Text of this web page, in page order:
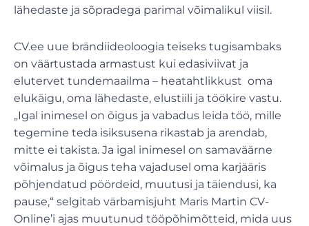
lähedaste ja sõpradega parimal võimalikul viisil.
CV.ee uue brändiideoloogia teiseks tugisambaks
on väärtustada armastust kui edasiviivat ja
elutervet tundemaailma – heatahtlikkust oma
elukäigu, oma lähedaste, elustiili ja töökire vastu.
„Igal inimesel on õigus ja vabadus leida töö, mille
tegemine teda isiksusena rikastab ja arendab,
mitte ei takista. Ja igal inimesel on samaväärne
võimalus ja õigus teha vajadusel oma karjääris
põhjendatud pöördeid, muutusi ja täiendusi, ka
pause,“ selgitab värbamisjuht Maris Martin CV-
Online’i ajas muutunud tööpõhimõtteid, mida uus